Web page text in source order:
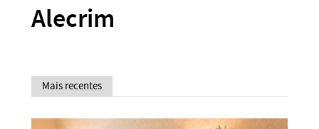
Alecrim
Mais recentes